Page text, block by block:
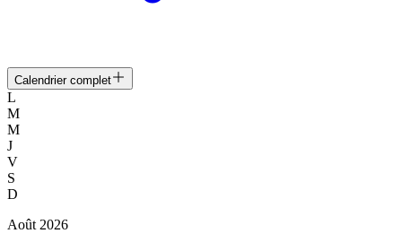
Calendrier complet
L
M
M
J
V
S
D
Août 2026